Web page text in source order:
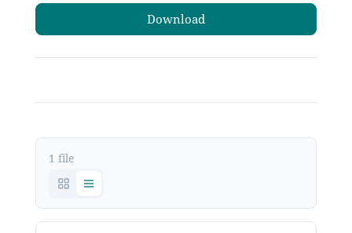
Download
1 file